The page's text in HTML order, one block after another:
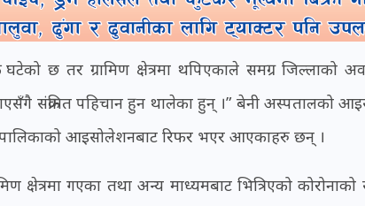
घटेको छ तर ग्रामिण क्षेत्रमा थपिएकाले समग्र जिल्लाको
बढाएसँगै संक्रमित पहिचान हुन थालेका हुन् ।” बेनी
र पालिकाको आइसोलेशनबाट रिफर भएर आएकाहरु छन् ।
क्षेत्रमा गएका तथा अन्य माध्यमबाट भित्रिएको कोरोनाको